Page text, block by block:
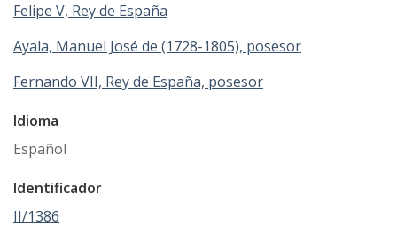
Felipe V, Rey de España
Ayala, Manuel José de (1728-1805), posesor
Fernando VII, Rey de España, posesor
Idioma
Español
Identificador
II/1386